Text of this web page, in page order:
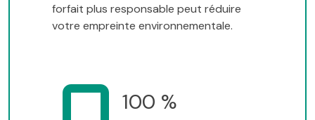
forfait plus responsable peut réduire
votre empreinte environnementale.
100 %